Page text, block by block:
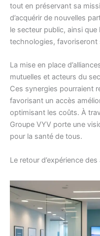
tout en préservant sa
d’acquérir de nouvelles
le secteur public, ainsi que
technologies, favoriseront
La mise en place
mutuelles et acteurs du
Ces synergies pourraient
favorisant un accès
optimisant les coûts. À
Groupe VYV porte une
pour la santé de tous.
Le retour d’expérience